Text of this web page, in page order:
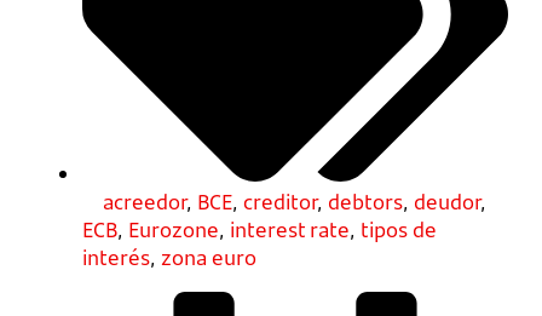
acreedor, BCE, creditor, debtors, deudor,
ECB, Eurozone, interest rate, tipos de
interés, zona euro